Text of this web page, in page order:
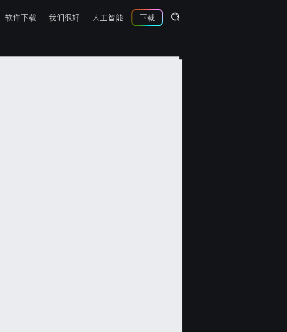
下载
软件下载 我们很好 人工智能